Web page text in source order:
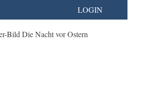
LOGIN